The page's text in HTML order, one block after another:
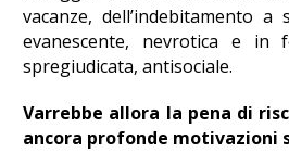
vacanze, dell’indebitamento
evanescente, nevrotica e in
spregiudicata, antisociale.
Varrebbe allora la pena di
ancora profonde